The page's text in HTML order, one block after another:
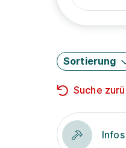
Sortierung
Suche